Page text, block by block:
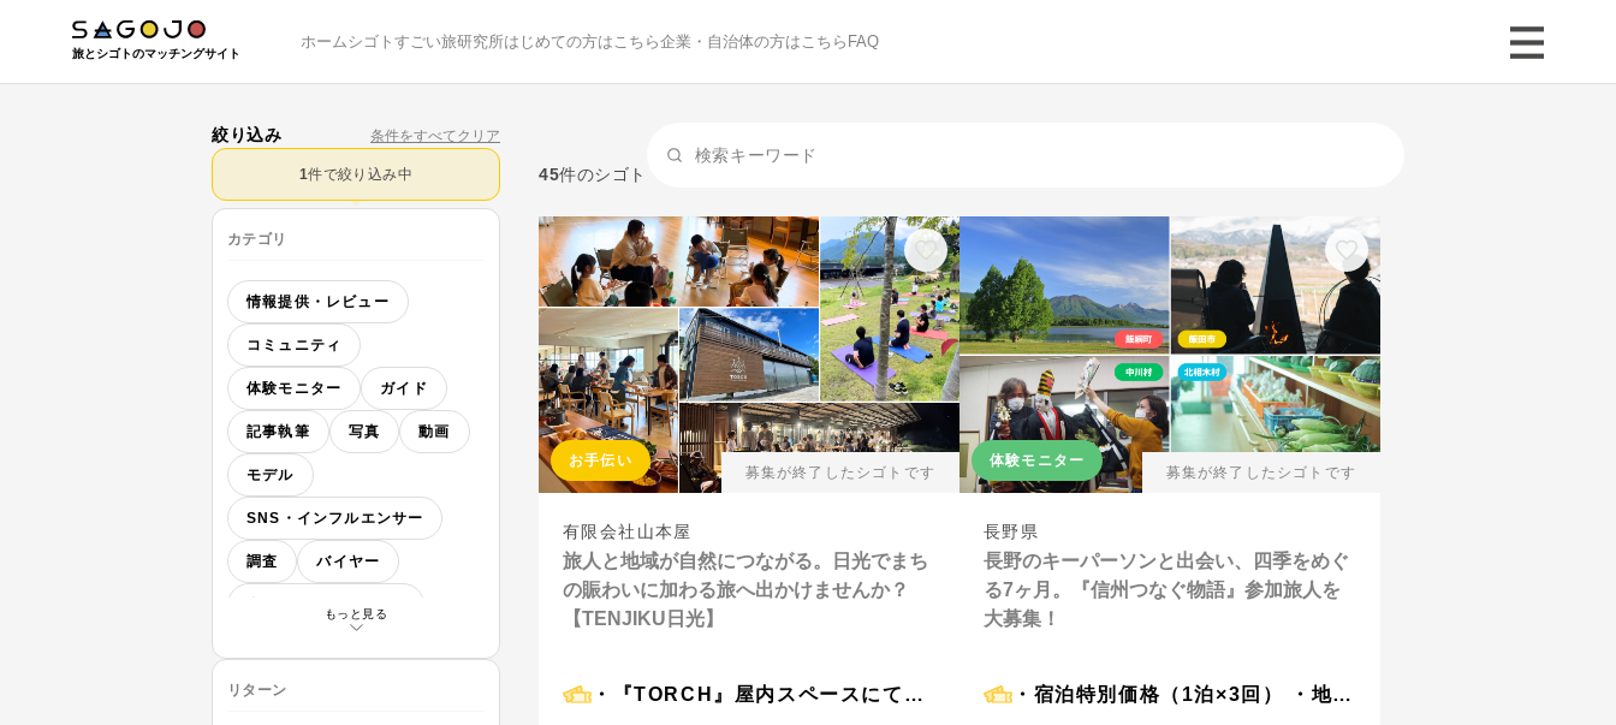
旅とシゴトのマッチングサイト
ホームシゴト すごい旅研究所はじめての方はこちら企業・自治体の方はこちら FAQ
絞り込み 条件をすべてクリア
1件で絞り込み中
カテゴリ
情報提供・レビュー
コミュニティ
体験モニター ガイド
記事執筆 写真 動画
モデル
SNS・インフルエンサー
調査 バイヤー
企画・マーケティング
営業・事業開発
もっと見る
リターン
45件のシゴト
お手伝い
募集が終了したシゴトです
有限会社山本屋
旅人と地域が自然につながる。日光でまち
の賑わいに加わる旅へ出かけませんか？
【TENJIKU日光】
・『TORCH』屋内スペースにて無料宿泊（1組2名まで） ・『TORCH』のコワーキングスペース利用 ・地域住民や利用者との交流機会 ・ランチ会や交流イベントへの参加の機会 ・日光で暮らすように過ごす体験
体験モニター
募集が終了したシゴトです
長野県
長野のキーパーソンと出会い、四季をめぐ
る7ヶ月。『信州つなぐ物語』参加旅人を
大募集！
・宿泊特別価格（1泊×3回） ・地域での無料体験 ・東京（銀座）で開催する限定イベントへご招待